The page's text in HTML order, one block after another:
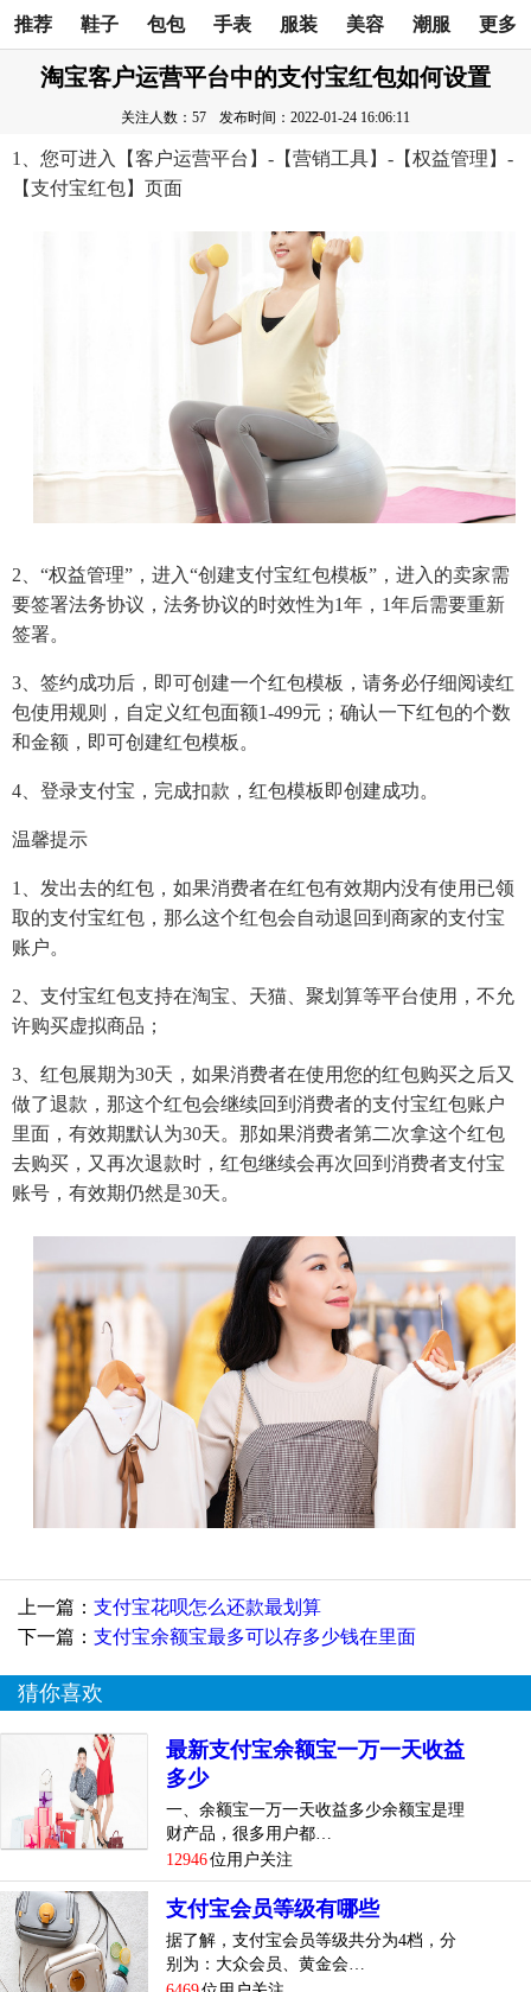
推荐 鞋子 包包 手表 服装 美容 潮服 更多
淘宝客户运营平台中的支付宝红包如何设置
关注人数：57 发布时间：2022-01-24 16:06:11
1、您可进入【客户运营平台】-【营销工具】-【权益管理】-
【支付宝红包】页面
2、“权益管理”，进入“创建支付宝红包模板”，进入的卖家需
要签署法务协议，法务协议的时效性为1年，1年后需要重新
签署。
3、签约成功后，即可创建一个红包模板，请务必仔细阅读红
包使用规则，自定义红包面额1-499元；确认一下红包的个数
和金额，即可创建红包模板。
4、登录支付宝，完成扣款，红包模板即创建成功。
温馨提示
1、发出去的红包，如果消费者在红包有效期内没有使用已领
取的支付宝红包，那么这个红包会自动退回到商家的支付宝
账户。
2、支付宝红包支持在淘宝、天猫、聚划算等平台使用，不允
许购买虚拟商品；
3、红包展期为30天，如果消费者在使用您的红包购买之后又
做了退款，那这个红包会继续回到消费者的支付宝红包账户
里面，有效期默认为30天。那如果消费者第二次拿这个红包
去购买，又再次退款时，红包继续会再次回到消费者支付宝
账号，有效期仍然是30天。
上一篇： 支付宝花呗怎么还款最划算
下一篇： 支付宝余额宝最多可以存多少钱在里面
猜你喜欢
最新支付宝余额宝一万一天收益
多少
一、余额宝一万一天收益多少余额宝是理
财产品，很多用户都…
12946位用户关注
支付宝会员等级有哪些
据了解，支付宝会员等级共分为4档，分
别为：大众会员、黄金会…